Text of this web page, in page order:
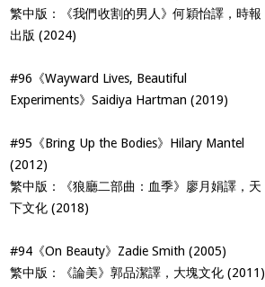
繁中版：《我們收割的男人》何穎怡譯，時報
出版 (2024)
#96《Wayward Lives, Beautiful
Experiments》Saidiya Hartman (2019)
#95《Bring Up the Bodies》Hilary Mantel
(2012)
繁中版：《狼廳二部曲：血季》廖月娟譯，天
下文化 (2018)
#94《On Beauty》Zadie Smith (2005)
繁中版：《論美》郭品潔譯，大塊文化 (2011)